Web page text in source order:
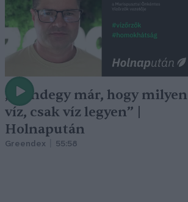
„Mindegy már, hogy milyen
víz, csak víz legyen” |
Holnapután
Greendex 55:58